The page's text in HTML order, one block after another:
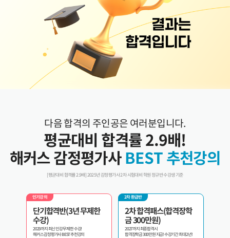
다음 합격의 주인공은 여러분입니다.
평균대비 합격률 2.9배!
해커스 감정평가사 BEST 추천강의
[평균대비 합격률 2.9배] 2025년 감정평가사 2차 시험대비 학원 정규반 수강생 기준
2차 환급반
2차 합격패스(합격장학
금 300만원)
2027까지 최종합격시
합격장학금 300만원 지급! 수강기간 최대 2년!
인기강의
2차 교수패스
내가 원하는 과목만 골라서 선택수강!